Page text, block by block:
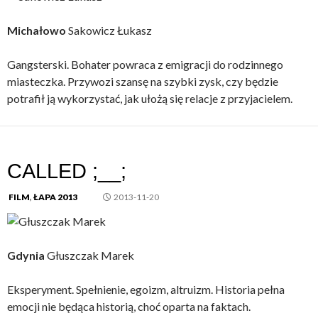
Michałowo Sakowicz Łukasz
Gangsterski. Bohater powraca z emigracji do rodzinnego
miasteczka. Przywozi szansę na szybki zysk, czy będzie
potrafił ją wykorzystać, jak ułożą się relacje z przyjacielem.
CALLED ;__;
FILM, ŁAPA 2013 2013-11-20
Gdynia Głuszczak Marek
Eksperyment. Spełnienie, egoizm, altruizm. Historia pełna
emocji nie będąca historią, choć oparta na faktach.